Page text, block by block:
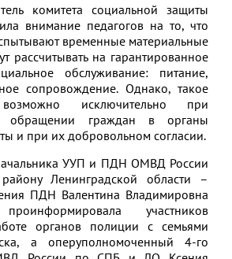
комитета социальной защиты
внимание педагогов на то, что
временные материальные
рассчитывать на гарантированное
обслуживание: питание,
сопровождение. Однако, такое
исключительно при
обращении граждан в органы
и при их добровольном согласии.
УУП и ПДН ОМВД России
Ленинградской области –
ПДН Валентина Владимировна
участников
органов полиции с семьями
а оперуполномоченный 4-го